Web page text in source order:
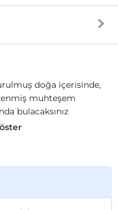
doğa içerisinde,
muhteşem
bulacaksınız
Mansion Hotel'in
ile nostaljiyi ve
sabahları balon
de romantik ve